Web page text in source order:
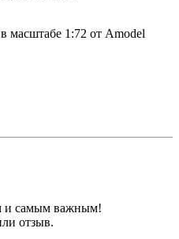
масштабе 1:72 от Amodel
и самым важным!
отзыв.